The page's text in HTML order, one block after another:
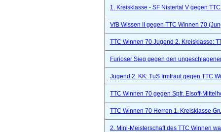
1. Kreisklasse - SF Nistertal V gegen
VfB Wissen II gegen TTC Winnen 70
TTC Winnen 70 Jugend 2. Kreisklasse:
Furioser Sieg gegen den
Jugend 2. KK: TuS Irmtraut gegen TTC
TTC Winnen 70 gegen Spfr. Elsoff-
TTC Winnen 70 Herren 1. Kreisklasse
2. Mini-Meisterschaft des TTC Winnen